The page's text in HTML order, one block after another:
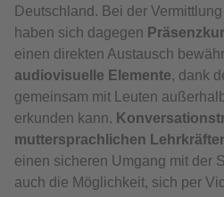
Deutschland. Bei der
haben sich dagegen
einen direkten Austausch
audiovisuelle Elemente, dank
gemeinsam mit Leuten
erkunden kann.
muttersprachlichen
einen sicheren Umgang mit der
auch die Möglichkeit, sich per